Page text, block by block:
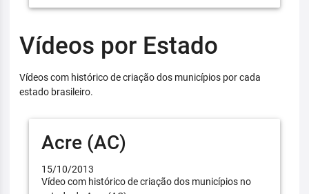
Vídeos por Estado
Vídeos com histórico de criação dos municípios por cada
estado brasileiro.
Acre (AC)
15/10/2013
Vídeo com histórico de criação dos municípios no